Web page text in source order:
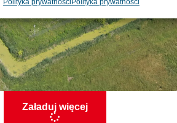
Załaduj więcej